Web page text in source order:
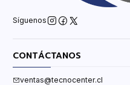
Síguenos
CONTÁCTANOS
ventas@tecnocenter.cl